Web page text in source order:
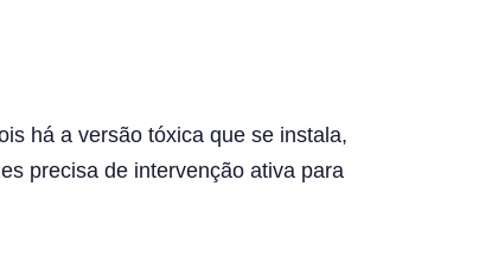
há a versão tóxica que se instala,
precisa de intervenção ativa para